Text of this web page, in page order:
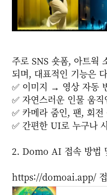
주로 SNS 숏폼, 아트웍
되며, 대표적인 기능은
✅ 이미지 → 영상 자동
✅ 자연스러운 인물 움직
✅ 카메라 줌인, 팬, 회
✅ 간편한 UI로 누구나
2. Domo AI 접속 방법
https://domoai.app/